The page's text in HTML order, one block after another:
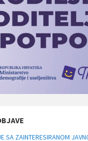
SA ZAINTERESIRANOM